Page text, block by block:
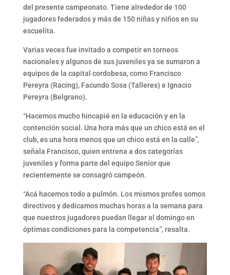
del presente campeonato. Tiene alrededor de 100
jugadores federados y más de 150 niñas y niños en su
escuelita.
Varias veces fue invitado a competir en torneos
nacionales y algunos de sus juveniles ya se sumaron a
equipos de la capital cordobesa, como Francisco
Pereyra (Racing), Facundo Sosa (Talleres) e Ignacio
Pereyra (Belgrano).
“Hacemos mucho hincapié en la educación y en la
contención social. Una hora más que un chico está en el
club, es una hora menos que un chico está en la calle”,
señala Francisco, quien entrena a dos categorías
juveniles y forma parte del equipo Senior que
recientemente se consagró campeón.
“Acá hacemos todo a pulmón. Los mismos profes somos
directivos y dedicamos muchas horas a la semana para
que nuestros jugadores puedan llegar al domingo en
óptimas condiciones para la competencia”, resalta.